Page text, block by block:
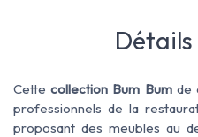
Cettecollection Bum Bumde
professionnels de la
proposant des meubles au